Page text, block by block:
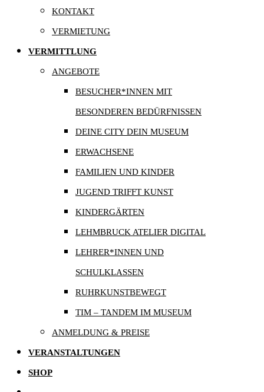
KONTAKT
VERMIETUNG
VERMITTLUNG
ANGEBOTE
BESUCHER*INNEN MIT
BESONDEREN BEDÜRFNISSEN
DEINE CITY DEIN MUSEUM
ERWACHSENE
FAMILIEN UND KINDER
JUGEND TRIFFT KUNST
KINDERGÄRTEN
LEHMBRUCK ATELIER DIGITAL
LEHRER*INNEN UND
SCHULKLASSEN
RUHRKUNSTBEWEGT
TIM – TANDEM IM MUSEUM
ANMELDUNG & PREISE
VERANSTALTUNGEN
SHOP